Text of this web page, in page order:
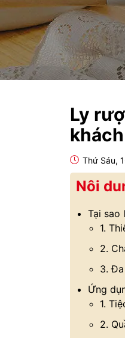
Ly
Thứ Sáu,
Nôi
Tại sao
1.
2.
3.
Ứng
1.
2.